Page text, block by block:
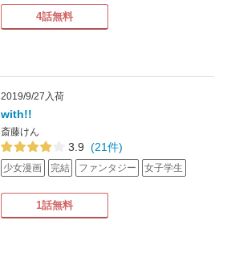
4話無料
2019/9/27入荷
with!!
斎藤けん
3.9 (21件)
少女漫画 完結 ファンタジー 女子学生
1話無料